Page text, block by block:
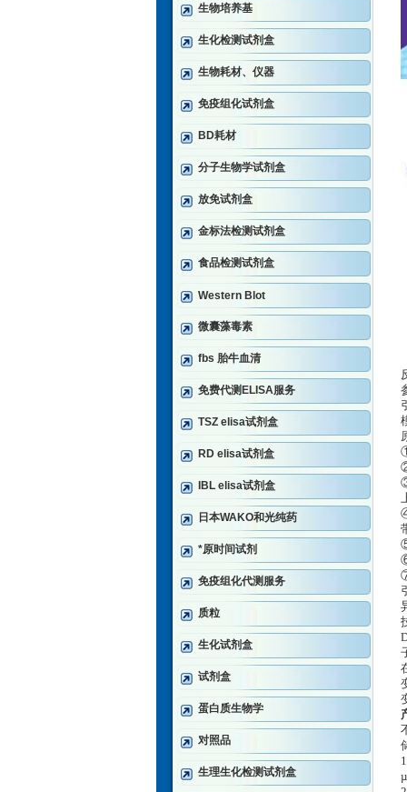
生物培养基
生化检测试剂盒
生物耗材、仪器
免疫组化试剂盒
BD耗材
分子生物学试剂盒
放免试剂盒
金标法检测试剂盒
食品检测试剂盒
Western Blot
微囊藻毒素
fbs 胎牛血清
免费代测ELISA服务
TSZ elisa试剂盒
RD elisa试剂盒
IBL elisa试剂盒
日本WAKO和光纯药
*原时间试剂
免疫组化代测服务
质粒
生化试剂盒
试剂盒
蛋白质生物学
对照品
生理生化检测试剂盒